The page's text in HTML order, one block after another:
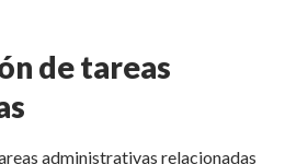
de tareas
administrativas relacionadas